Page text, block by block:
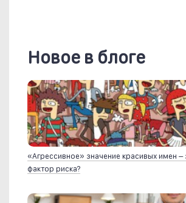
Новое в блоге
«Агрессивное» значение красивых имен –
фактор риска?